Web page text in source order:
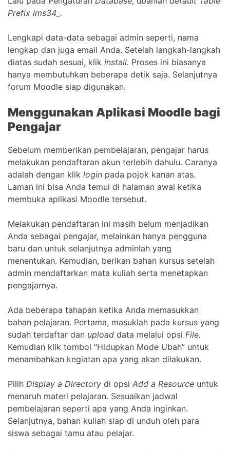
Prefix lms34_.
Lengkapi data-data sebagai admin seperti, nama
lengkap dan juga email Anda. Setelah langkah-langkah
diatas sudah sesuai, klik install. Proses ini biasanya
hanya membutuhkan beberapa detik saja. Selanjutnya
forum Moodle siap digunakan.
Menggunakan Aplikasi Moodle bagi
Pengajar
Sebelum memberikan pembelajaran, pengajar harus
melakukan pendaftaran akun terlebih dahulu. Caranya
adalah dengan klik login pada pojok kanan atas.
Laman ini bisa Anda temui di halaman awal ketika
membuka aplikasi Moodle tersebut.
Melakukan pendaftaran ini masih belum menjadikan
Anda sebagai pengajar, melainkan hanya pengguna
baru dan untuk selanjutnya adminlah yang
menentukan. Kemudian, berikan bahan kursus setelah
admin mendaftarkan mata kuliah serta menetapkan
pengajarnya.
Ada beberapa tahapan ketika Anda memasukkan
bahan pelajaran. Pertama, masuklah pada kursus yang
sudah terdaftar dan upload data melalui opsi File.
Kemudian klik tombol “Hidupkan Mode Ubah” untuk
menambahkan kegiatan apa yang akan dilakukan.
Pilih Display a Directory di opsi Add a Resource untuk
menaruh materi pelajaran. Sesuaikan jadwal
pembelajaran seperti apa yang Anda inginkan.
Selanjutnya, bahan kuliah siap di unduh oleh para
siswa sebagai tamu atau pelajar.